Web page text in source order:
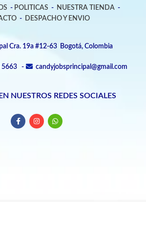
- POLITICAS - NUESTRA TIENDA -
- DESPACHO Y ENVIO
Cra. 19a #12-63 Bogotá, Colombia
5663 - candyjobsprincipal@gmail.com
NUESTROS REDES SOCIALES